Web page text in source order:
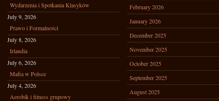
Wydarzenia i Spotkania Klasyków
July 9, 2026
Prawo i Formalności
July 8, 2026
Irlandia
July 6, 2026
Mafia w Polsce
July 4, 2026
Aerobik i fitness grupowy
February 2026
January 2026
December 2025
November 2025
October 2025
September 2025
August 2025